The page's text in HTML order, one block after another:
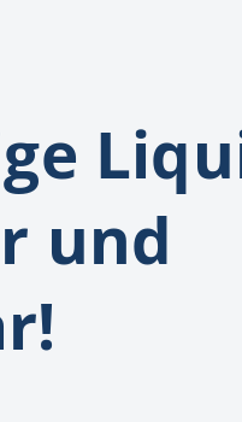
und